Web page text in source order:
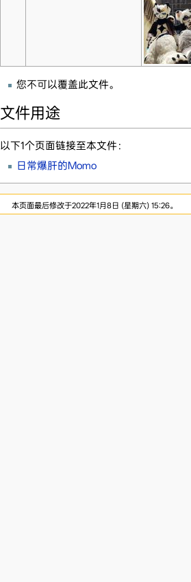
您不可以覆盖此文件。
文件用途
以下1个页面链接至本文件：
日常爆肝的Momo
本页面最后修改于2022年1月8日 (星期六) 15:26。